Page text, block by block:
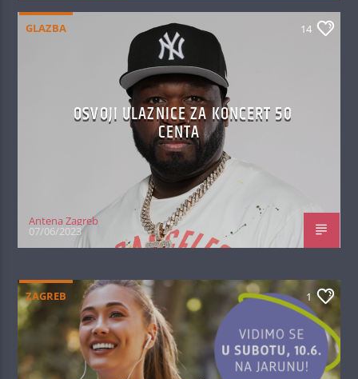
GLAZBA 14
OSVOJI ULAZNICE ZA KONCERT 50
CENTA
Antena Zagreb
07/06/2023
ZAGREB 1